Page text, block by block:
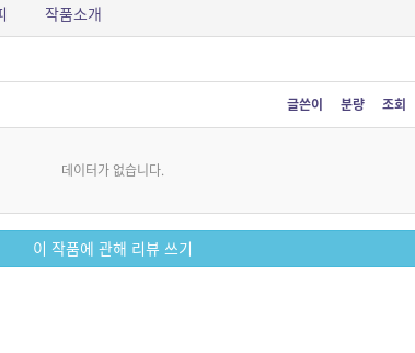
작품소개
글쓴이 분량 조회
데이터가 없습니다.
이 작품에 관해 리뷰 쓰기